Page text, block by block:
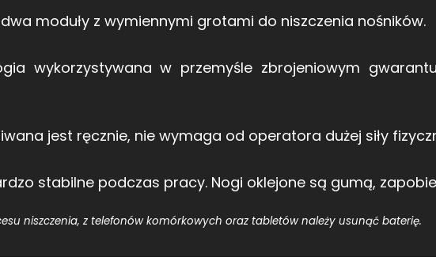
moduły z wymiennymi grotami do niszczenia nośników.
wykorzystywana w przemyśle zbrojeniowym
jest ręcznie, nie wymaga od operatora dużej siły
stabilne podczas pracy. Nogi oklejone są gumą,
niszczenia, z telefonów komórkowych oraz tabletów należy usunąć baterię.